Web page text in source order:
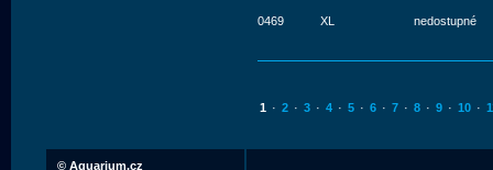
0469 XL nedostupné
1 · 2 · 3 · 4 · 5 · 6 · 7 · 8 · 9 · 10 ·
© Aquarium.cz